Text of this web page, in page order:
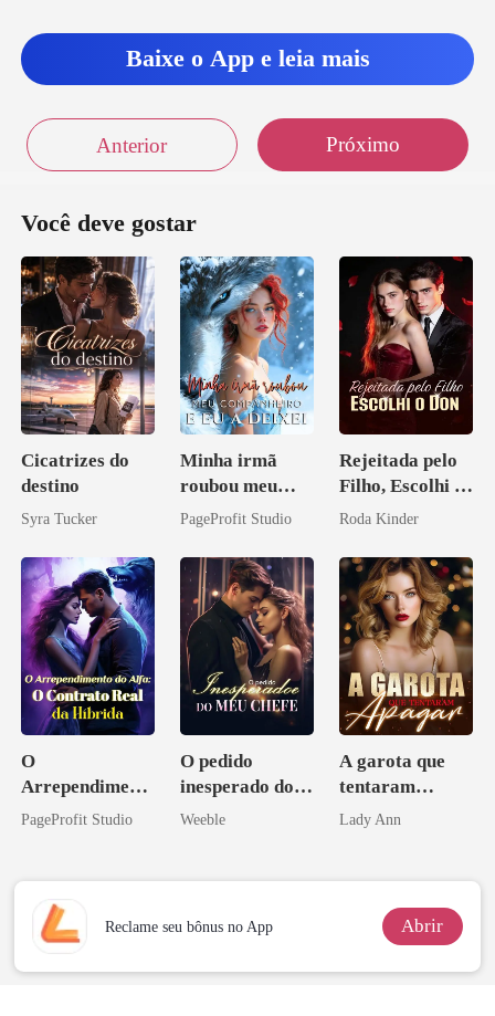
Baixe o App e leia mais
Anterior Próximo
Você deve gostar
Cicatrizes do
destino
Syra Tucker
Minha irmã
roubou meu
companheiro e
PageProfit Studio
Rejeitada pelo
Filho, Escolhi o
Don
Roda Kinder
O
Arrependiment
o do Alfa: O
PageProfit Studio
O pedido
inesperado do
meu chefe
Weeble
A garota que
tentaram
apagar
Lady Ann
Reclame seu bônus no App Abrir